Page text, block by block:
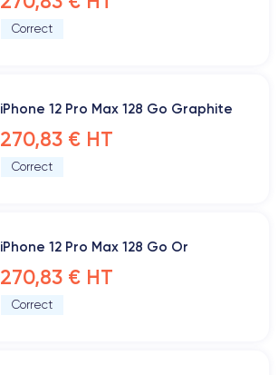
Correct
iPhone 12 Pro Max 128 Go Graphite
270,83 € HT
Correct
iPhone 12 Pro Max 128 Go Or
270,83 € HT
Correct